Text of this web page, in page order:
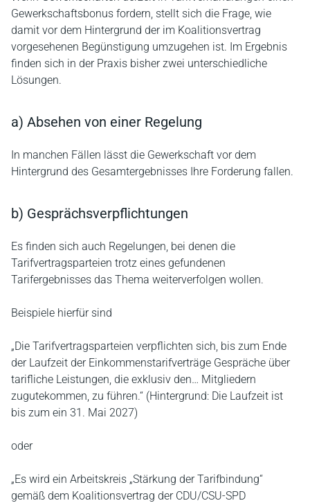
Gewerkschaftsbonus fordern, stellt sich die Frage, wie
damit vor dem Hintergrund der im Koalitionsvertrag
vorgesehenen Begünstigung umzugehen ist. Im Ergebnis
finden sich in der Praxis bisher zwei unterschiedliche
Lösungen.
a) Absehen von einer Regelung
In manchen Fällen lässt die Gewerkschaft vor dem
Hintergrund des Gesamtergebnisses Ihre Forderung fallen.
b) Gesprächsverpflichtungen
Es finden sich auch Regelungen, bei denen die
Tarifvertragsparteien trotz eines gefundenen
Tarifergebnisses das Thema weiterverfolgen wollen.
Beispiele hierfür sind
„Die Tarifvertragsparteien verpflichten sich, bis zum Ende
der Laufzeit der Einkommenstarifverträge Gespräche über
tarifliche Leistungen, die exklusiv den… Mitgliedern
zugutekommen, zu führen.“ (Hintergrund: Die Laufzeit ist
bis zum ein 31. Mai 2027)
oder
„Es wird ein Arbeitskreis „Stärkung der Tarifbindung“
gemäß dem Koalitionsvertrag der CDU/CSU-SPD